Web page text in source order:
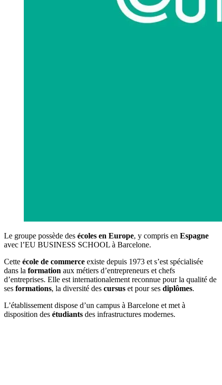
Le groupe possède des écoles en Europe, y compris en Espagne
avec l’EU BUSINESS SCHOOL à Barcelone.
Cette école de commerce existe depuis 1973 et s’est spécialisée
dans la formation aux métiers d’entrepreneurs et chefs
d’entreprises. Elle est internationalement reconnue pour la qualité de
ses formations, la diversité des cursus et pour ses diplômes.
L’établissement dispose d’un campus à Barcelone et met à
disposition des étudiants des infrastructures modernes.